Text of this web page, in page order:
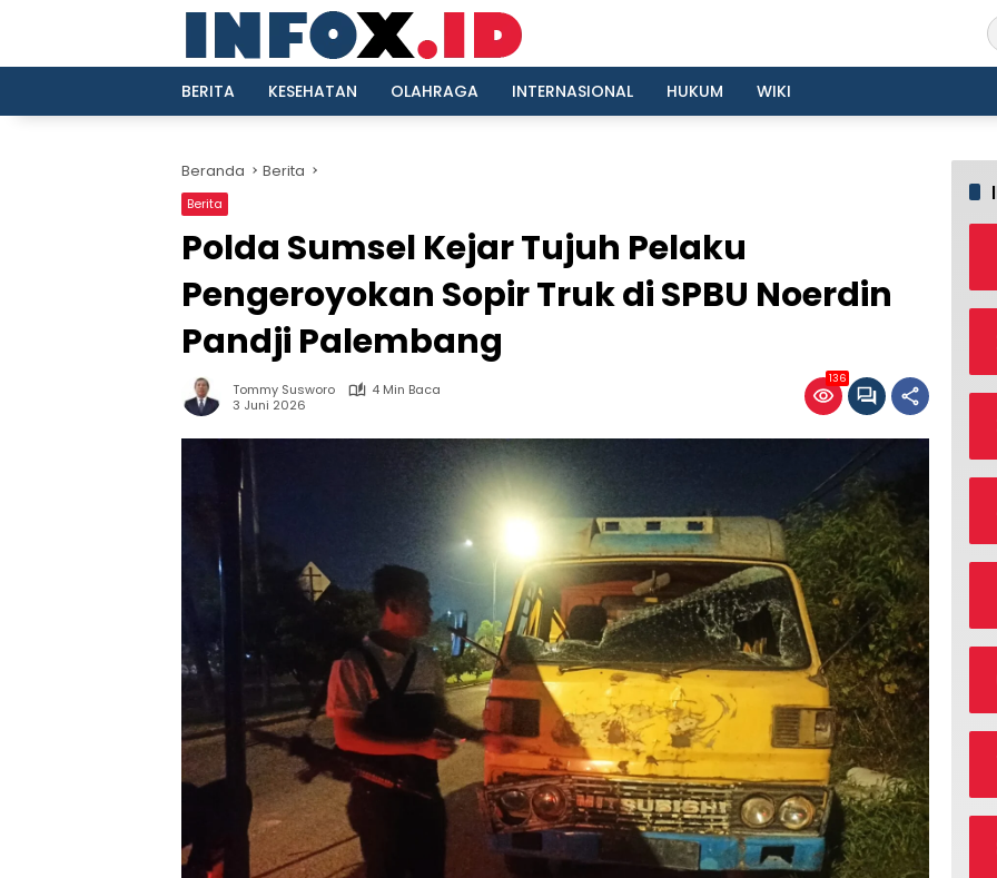
BERITA
KESEHATAN OLAHRAGA INTERNASIONAL HUKUM WIKI
Beranda Berita
Berita
Polda Sumsel Kejar Tujuh Pelaku
Pengeroyokan Sopir Truk di SPBU Noerdin
Pandji Palembang
Tommy Susworo
4 Min Baca
3 Juni 2026
136